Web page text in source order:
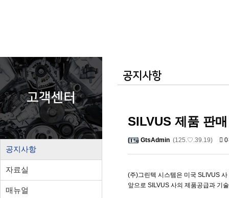
고객센터
공지사항
자료실
매뉴얼
공지사항
SILVUS 제품 판
GtsAdmin (125.♡.39.19) 0
(주)그린텍 시스템은 미국 SLIVUS
앞으로 SILVUS 사의 제품공급과 기